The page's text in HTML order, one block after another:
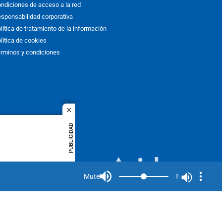
close
PUBLICIDAD
de acceso a la red
corporativa
de tratamiento de la información
de cookies
y condiciones
idioma
Mute
Mute